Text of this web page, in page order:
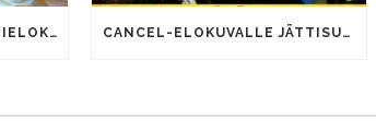
SOMEAJAN CANCEL-HITTIELOKUVALLA 100 000 KATSOJAA! CANCEL-ELOKUVALLE JÄTTISUOSIO – AVAUSPÄIVÄNÄ JO 15 492 KATSOJAA!